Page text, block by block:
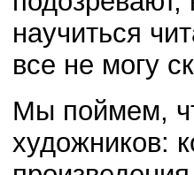
научиться
все не могу
Мы поймем,
художников: